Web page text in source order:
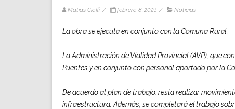
Matias Cioffi / febrero 8, 2021 / Noticias
La obra se ejecuta en conjunto con la Comuna Rural.
La Administración de Vialidad Provincial (AVP), que
Puentes y en conjunto con personal aportado por la
De acuerdo al plan de trabajo, resta realizar
infraestructura. Además, se completará el trabajo